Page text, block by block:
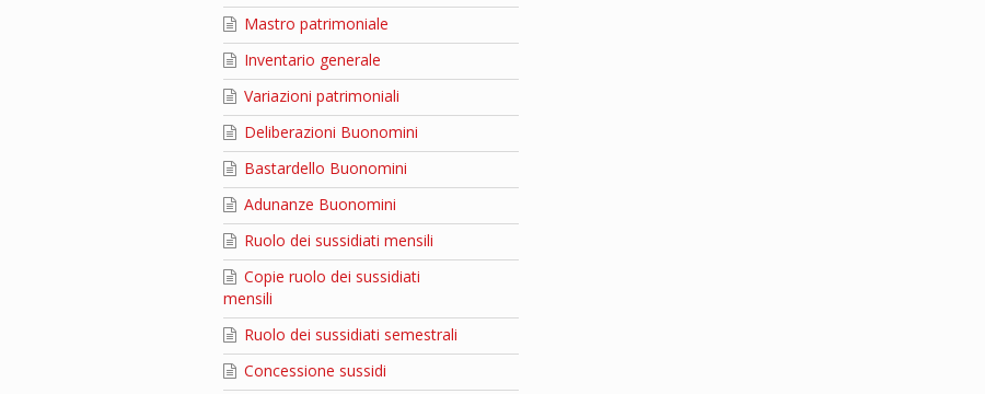
Mastro patrimoniale
Inventario generale
Variazioni patrimoniali
Deliberazioni Buonomini
Bastardello Buonomini
Adunanze Buonomini
Ruolo dei sussidiati mensili
Copie ruolo dei sussidiati
mensili
Ruolo dei sussidiati semestrali
Concessione sussidi